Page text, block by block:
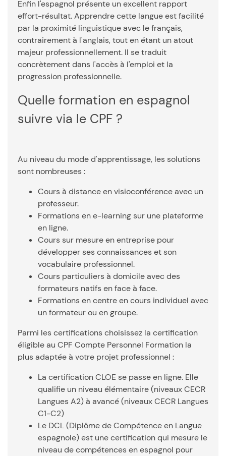
Enfin l'espagnol présente un excellent rapport
effort-résultat. Apprendre cette langue est facilité
par la proximité linguistique avec le français,
contrairement à l'anglais, tout en étant un atout
majeur professionnellement. Il se traduit
concrètement dans l'accès à l'emploi et la
progression professionnelle.
Quelle formation en espagnol
suivre via le CPF ?
Au niveau du mode d'apprentissage, les solutions
sont nombreuses :
Cours à distance en visioconférence avec un
professeur.
Formations en e-learning sur une plateforme
en ligne.
Cours sur mesure en entreprise pour
développer ses connaissances et son
vocabulaire professionnel.
Cours particuliers à domicile avec des
formateurs natifs en face à face.
Formations en centre en cours individuel avec
un formateur ou en groupe.
Parmi les certifications choisissez la certification
éligible au CPF Compte Personnel Formation la
plus adaptée à votre projet professionnel :
La certification CLOE se passe en ligne. Elle
qualifie un niveau élémentaire (niveaux CECR
Langues A2) à avancé (niveaux CECR Langues
C1-C2)
Le DCL (Diplôme de Compétence en Langue
espagnole) est une certification qui mesure le
niveau de compétences en espagnol pour